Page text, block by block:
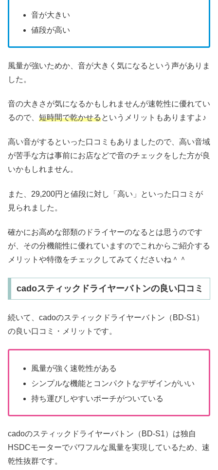
音が大きい
値段が高い
風量が強いためか、音が大きく気になるという声がありま
した。
音の大きさが気になるかもしれませんが速乾性に優れてい
るので、 短時間で乾かせるというメリットもありますよ♪
高い音がするといった口コミもありましたので、高い音域
が苦手な方は事前にお店などで音のチェックをした方が良
いかもしれません。
また、29,200円と値段に対し「高い」といった口コミが
見られました。
確かにお高めな部類のドライヤーのなるとは思うのです
が、その分機能性に優れていますのでこれからご紹介する
メリットや特徴をチェックしてみてくださいね＾＾
cadoスティックドライヤーバトンの良い口コミ
続いて、cadoのスティックドライヤーバトン（BD-S1）
の良い口コミ・メリットです。
風量が強く速乾性がある
シンプルな機能とコンパクトなデザインがいい
持ち運びしやすいポーチがついている
cadoのスティックドライヤーバトン（BD-S1）は独自
HSDCモーターでパワフルな風量を実現しているため、速
乾性抜群です。